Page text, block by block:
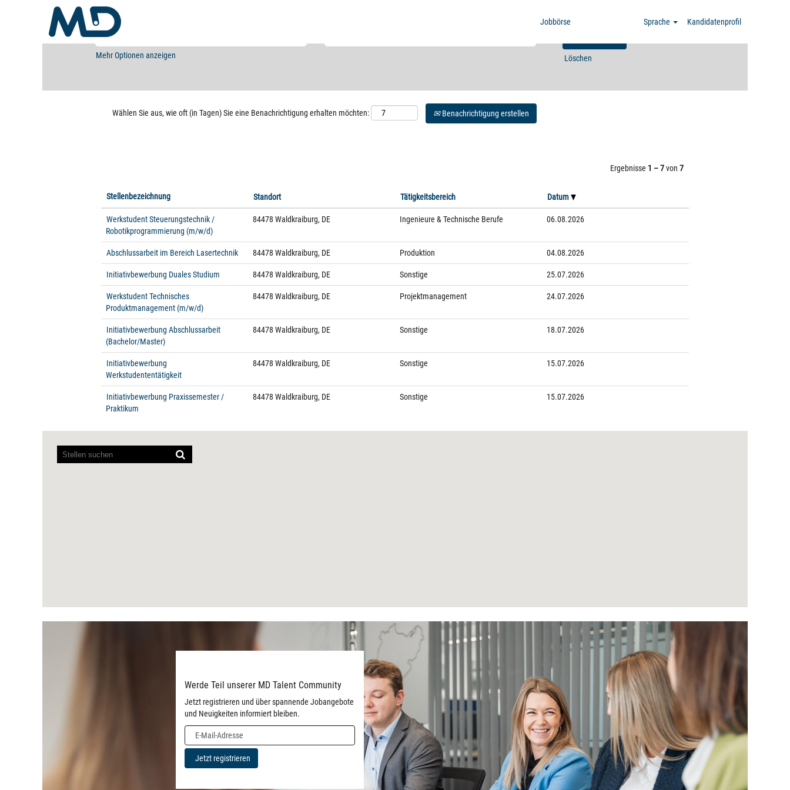
Jobbörse Sprache Kandidatenprofil
Studierende
Nach Stichwort suchen
Mehr Optionen anzeigen Löschen
Wählen Sie aus, wie oft (in Tagen) Sie eine Benachrichtigung erhalten möchten: Benachrichtigung erstellen
Ergebnisse 1 – 7von 7
Stellenbezeichnung Standort Tätigkeitsbereich Datum
Werkstudent Steuerungstechnik /
Robotikprogrammierung (m/w/d)
84478 Waldkraiburg, DE Ingenieure & Technische Berufe 06.08.2026
Abschlussarbeit im Bereich Lasertechnik 84478 Waldkraiburg, DE Produktion 04.08.2026
Initiativbewerbung Duales Studium 84478 Waldkraiburg, DE Sonstige 25.07.2026
Werkstudent Technisches
Produktmanagement (m/w/d)
84478 Waldkraiburg, DE Projektmanagement 24.07.2026
Initiativbewerbung Abschlussarbeit
(Bachelor/Master)
84478 Waldkraiburg, DE Sonstige 18.07.2026
Initiativbewerbung
Werkstudententätigkeit
84478 Waldkraiburg, DE Sonstige 15.07.2026
Initiativbewerbung Praxissemester /
Praktikum
84478 Waldkraiburg, DE Sonstige 15.07.2026
können
Werde Teil unserer MD Talent Community
Jetzt registrieren und über spannende Jobangebote
und Neuigkeiten informiert bleiben.